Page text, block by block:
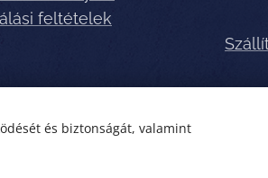
feltételek
és biztonságát, valamint